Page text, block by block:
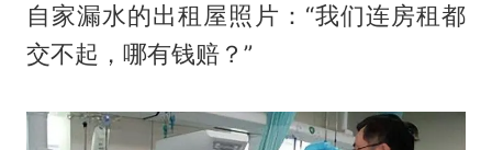
自家漏水的出租屋照片：“我们连房租都
交不起，哪有钱赔？”